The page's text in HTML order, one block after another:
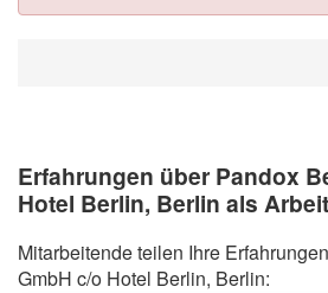
Erfahrungen über Pandox
Hotel Berlin, Berlin als
Mitarbeitende teilen Ihre
GmbH c/o Hotel Berlin, Berlin: